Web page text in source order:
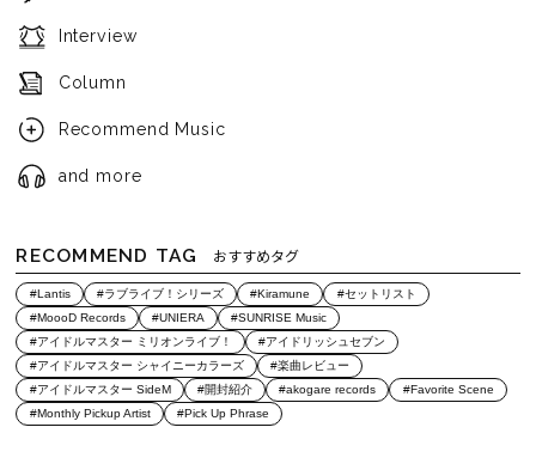
Interview
Column
Recommend Music
and more
RECOMMEND TAG おすすめタグ
#Lantis #ラブライブ！シリーズ #Kiramune
#セットリスト
#MoooD Records
#UNIERA
#SUNRISE Music
#アイドルマスター ミリオンライブ！
#アイドリッシュセブン
#アイドルマスター シャイニーカラーズ
#楽曲レビュー
#アイドルマスター SideM
#開封紹介 #akogare records
#Favorite Scene
#Monthly Pickup Artist
#Pick Up Phrase